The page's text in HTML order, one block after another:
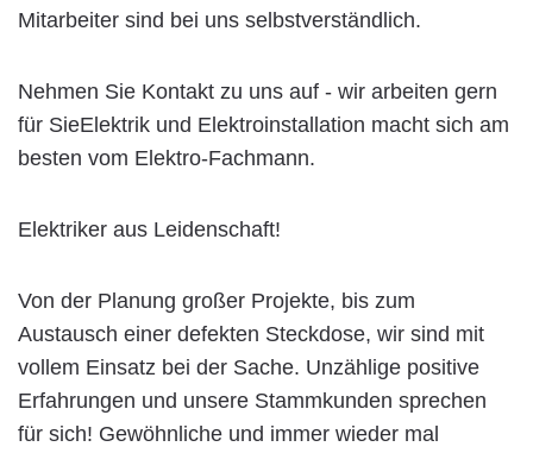
Mitarbeiter sind bei uns selbstverständlich.
Nehmen Sie Kontakt zu uns auf - wir arbeiten gern
für SieElektrik und Elektroinstallation macht sich am
besten vom Elektro-Fachmann.
Elektriker aus Leidenschaft!
Von der Planung großer Projekte, bis zum
Austausch einer defekten Steckdose, wir sind mit
vollem Einsatz bei der Sache. Unzählige positive
Erfahrungen und unsere Stammkunden sprechen
für sich! Gewöhnliche und immer wieder mal